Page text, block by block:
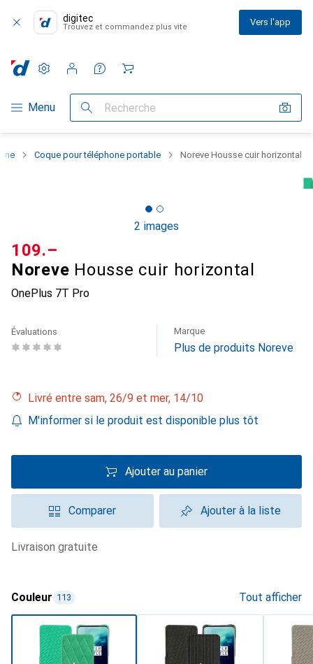
digitec
Trouvez et commandez plus vite Vers l'app
Navigation par catégorie
Menu Recherche
Paramètres
Compte client
Listes de comparaison
Listes d'envies
Panier
Coque pour téléphone portable Noreve Housse cuir horizontal
2 images
Noreve Housse cuir horizontal
OnePlus 7T Pro
CHF
109.–
Évaluations Marque
Plus de produits Noreve
Livré entre sam, 26/9 et mer, 14/10
M'informer si le produit est disponible plus tôt
Ajouter au panier
Comparer Ajouter à la liste
livraison gratuite
Couleur 113 Tout afficher